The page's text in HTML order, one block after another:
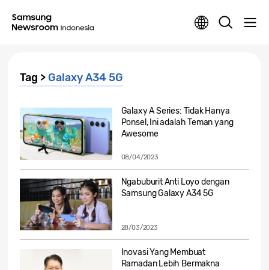
Tag > Galaxy A34 5G
Galaxy A Series: Tidak Hanya
Ponsel, Ini adalah Teman yang
Awesome
08/04/2023
Ngabuburit Anti Loyo dengan
Samsung Galaxy A34 5G
28/03/2023
Inovasi Yang Membuat
Ramadan Lebih Bermakna